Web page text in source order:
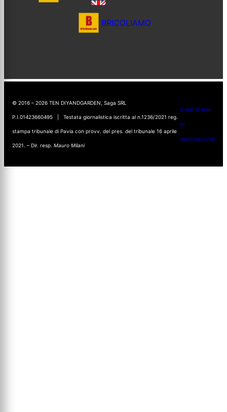
BRICOLIAMO
© 2016 – 2026 TEN DIYANDGARDEN, Saga SRL
P.I.01423660495 | Testata giornalistica iscritta al n.1236/2021 reg.
stampa tribunale di Pavia con provv. del pres. del tribunale 16 aprile
2021. – Dir. resp. Mauro Milani
UI AND DESIGN
BY
GIUDANSKY.COM